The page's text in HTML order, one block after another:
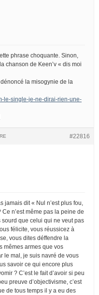
phrase choquante. Sinon,
chanson de Keen’v « dis moi
la misogynie de la
le-single-je-ne-dirai-rien-une-
#22816
jamais dit « Nul n’est plus fou,
n’est même pas la peine de
sourd que celui qui ne veut pas
félicite, vous réussicez à
vous dites déffendre la
mêmes armes que vos
le mal, je suis navré de vous
savoir ce qui encore plus
? C’est le fait d’avoir si peu
preuve d’objectivisme, c’est
de tous temps il y a eu des